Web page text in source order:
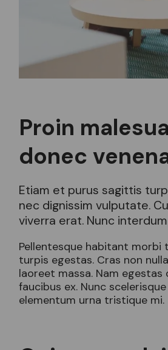
Proin
donec
Etiam et purus sagittis
nec dignissim vulputate.
viverra erat. Nunc
Pellentesque habitant
turpis egestas. Cras non
laoreet massa. Nam
faucibus ex. Nunc
elementum urna tristique mi.